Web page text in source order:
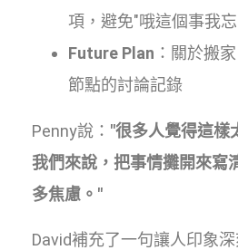
項，避免"哦這個事我
Future Plan ：關於搬
節點的討論記錄
Penny說： "很多人覺得這樣
我們來說，把事情攤開來寫
多焦慮。"
David補充了一句讓人印象